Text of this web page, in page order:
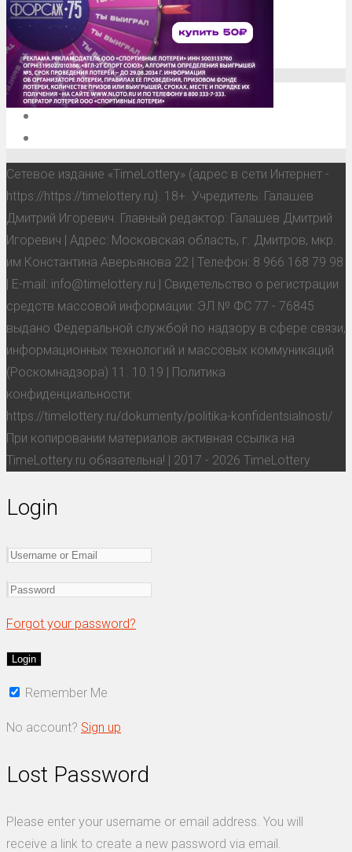
О проекте
Сетевое издание «TimeLottery» (адрес в сети Интернет -
https://https://timelottery.ru). 18+. Учредитель: Галашев
Дмитрий Игоревич. Главный редактор: Галашев Дмитрий
Игоревич | Адрес: Московская область, г. Дмитров, мкр.
им Константина Аверьянова 22 | Телефон: 8 966 168 79 98
| E-mail: info@timelottery.ru | Свидетельство о регистрации
средств массовой информации: ЭЛ № ФС 77 - 76845
выдано Федеральной службой по надзору в сфере связи,
информационных технологий и массовых коммуникаций
(Роскомнадзора) 11. 10.19 | Политика
конфиденциальности:
https://timelottery.ru/dokumenty/politika-konfidentsialnosti/
При копировании материалов активная ссылка на
TimeLottery.ru обязательна! | 2017 - 2026 TimeLottery
Login
Forgot your password?
Remember Me
No account? Sign up
Lost Password
Please enter your username or email address. You will
receive a link to create a new password via email.